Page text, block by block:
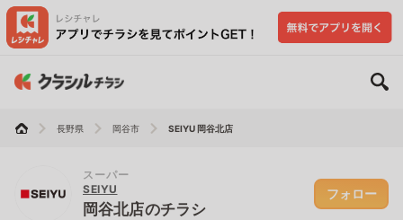
長野県 岡谷市 SEIYU 岡谷北店
スーパー
SEIYU
岡谷北店のチラシ
フォロー